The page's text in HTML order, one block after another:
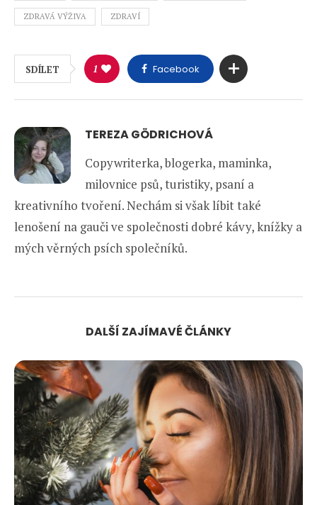
ZDRAVÁ VÝŽIVA ZDRAVÍ
SDÍLET 1 Facebook
TEREZA GÖDRICHOVÁ
Copywriterka, blogerka, maminka,
milovnice psů, turistiky, psaní a
kreativního tvoření. Nechám si však líbit také
lenošení na gauči ve společnosti dobré kávy, knížky a
mých věrných psích společníků.
DALŠÍ ZAJÍMAVÉ ČLÁNKY